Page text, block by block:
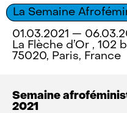
La Semaine
01.03.2021 —
La Flèche d’Or , 102
75020, Paris, France
Semaine
2021